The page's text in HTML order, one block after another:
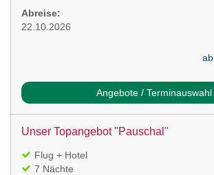
Abreise:
22.10.2026
ab
Angebote / Terminauswahl
Unser Topangebot "Pauschal"
Flug + Hotel
7 Nächte